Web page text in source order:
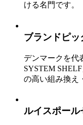
ける名門です。
ブランドピ
デンマークを代
SYSTEM
の高い組み換え
ルイスポール